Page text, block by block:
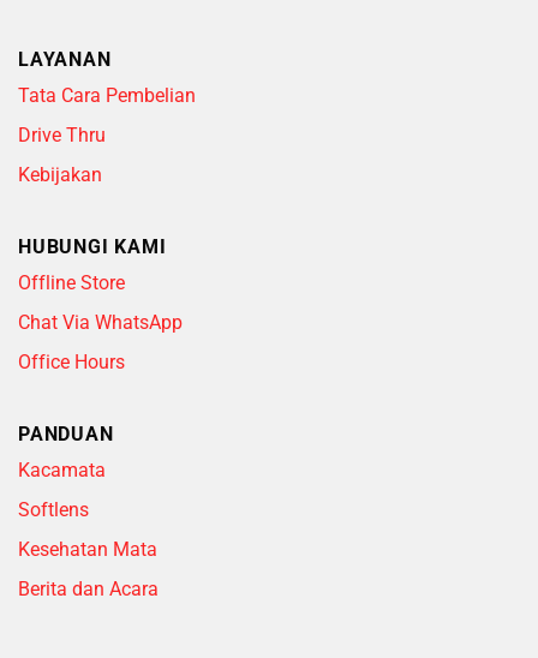
LAYANAN
Tata Cara Pembelian
Drive Thru
Kebijakan
HUBUNGI KAMI
Offline Store
Chat Via WhatsApp
Office Hours
PANDUAN
Kacamata
Softlens
Kesehatan Mata
Berita dan Acara